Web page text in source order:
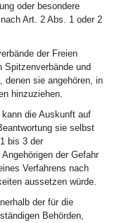
oder besondere
Art. 2 Abs. 1 oder 2
der Freien
Spitzenverbände und
denen sie angehören, in
hinzuziehen.
die Auskunft auf
sie selbst
bis 3 der
der Gefahr
Verfahrens nach
aussetzen würde.
der für die
Behörden,